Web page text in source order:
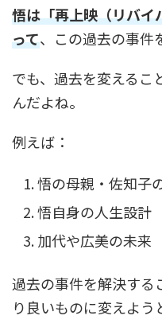
悟は「再上映（リバイ
って、この過去の事件
でも、過去を変えるこ
んだよね。
例えば：
悟の母親・佐知子
悟自身の人生設計
加代や広美の未来
過去の事件を解決する
り良いものに変えよう